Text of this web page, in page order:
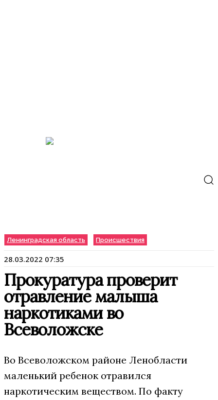
Ленинградская область Происшествия
28.03.2022 07:35
Прокуратура проверит
отравление малыша
наркотиками во
Всеволожске
Во Всеволожском районе Ленобласти
маленький ребенок отравился
наркотическим веществом. По факту